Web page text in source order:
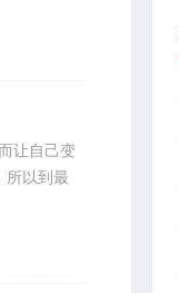
让自己变
所以到最